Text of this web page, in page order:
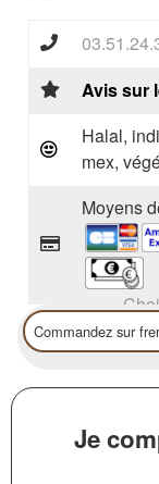
Avis sur
Halal,
mex,
Moyens
Je